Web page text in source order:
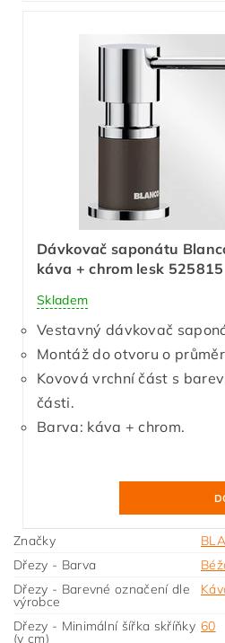
Dávkovač saponátu
káva + chrom lesk 525815
Skladem
Vestavný dávkovač
Montáž do otvoru o
Kovová vrchní část s
části.
Barva: káva + chrom.
Značky
Dřezy - Barva
Dřezy - Barevné označení dle
výrobce
Dřezy - Minimální šířka skříňky
(v cm)
60